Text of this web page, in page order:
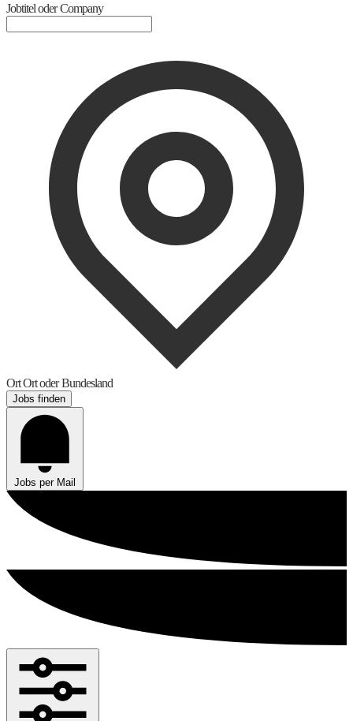
Jobtitel oder Company
OrtOrt oder Bundesland
Jobs finden
Jobs per Mail